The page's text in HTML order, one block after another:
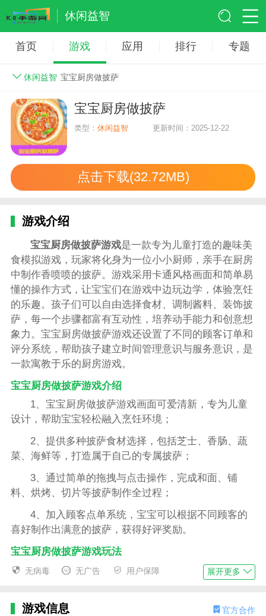
休闲益智
首页 游戏 应用 排行 专题
休闲益智 宝宝厨房做披萨
宝宝厨房做披萨
类型：休闲益智 更新时间：2025-12-22
点击下载(32.72MB)
游戏介绍
宝宝厨房做披萨游戏是一款专为儿童打造的趣味美
食模拟游戏，玩家将化身为一位小小厨师，亲手在厨房
中制作香喷喷的披萨。游戏采用卡通风格画面和简单易
懂的操作方式，让宝宝们在游戏中边玩边学，体验烹饪
的乐趣。孩子们可以自由选择食材、调制酱料、装饰披
萨，每一个步骤都富有互动性，培养动手能力和创意想
象力。宝宝厨房做披萨游戏还设置了不同的顾客订单和
评分系统，帮助孩子建立时间管理意识与服务意识，是
一款寓教于乐的厨房游戏。
宝宝厨房做披萨游戏介绍
1、宝宝厨房做披萨游戏画面可爱清新，专为儿童
设计，帮助宝宝轻松融入烹饪环境；
2、提供多种披萨食材选择，包括芝士、香肠、蔬
菜、海鲜等，打造属于自己的专属披萨；
3、通过简单的拖拽与点击操作，完成和面、铺
料、烘烤、切片等披萨制作全过程；
4、加入顾客点单系统，宝宝可以根据不同顾客的
喜好制作出满意的披萨，获得好评奖励。
宝宝厨房做披萨游戏玩法
1、选择面团后开始揉面和擀面，进入真实的烹饪
2、自由搭配各类配料，如番茄酱、奶酪、洋葱、
无病毒 无广告 用户保障 展开更多
游戏信息 官方合作